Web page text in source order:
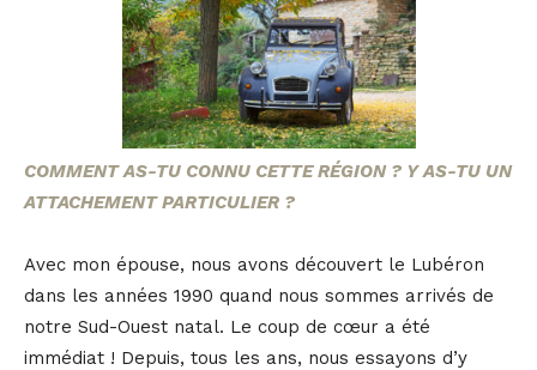
COMMENT AS-TU CONNU CETTE RÉGION ? Y AS-TU UN
ATTACHEMENT PARTICULIER ?
Avec mon épouse, nous avons découvert le Lubéron
dans les années 1990 quand nous sommes arrivés de
notre Sud-Ouest natal. Le coup de cœur a été
immédiat ! Depuis, tous les ans, nous essayons d’y